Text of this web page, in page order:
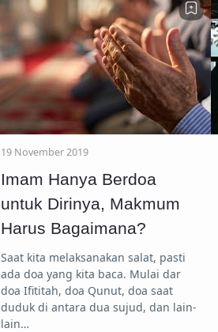
19 November 2019
Imam Hanya Berdoa
untuk Dirinya, Makmum
Harus Bagaimana?
Saat kita melaksanakan salat, pasti
ada doa yang kita baca. Mulai dar
doa Ifititah, doa Qunut, doa saat
duduk di antara dua sujud, dan lain-
lain…